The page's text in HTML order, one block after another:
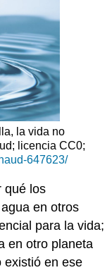
la vida no
licencia CC0;
647623/
qué los
en otros
para la vida;
en otro planeta
existió en ese